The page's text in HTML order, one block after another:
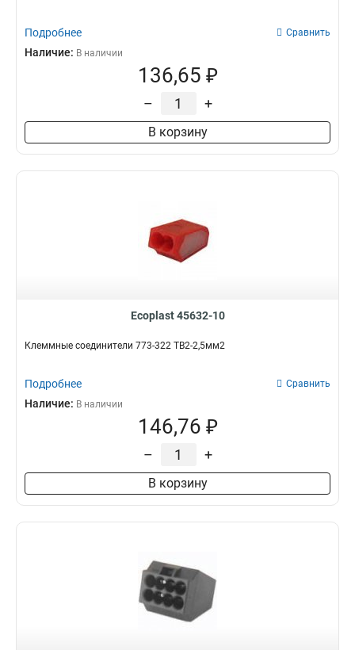
10,0х9,3х17,65мм
Подробнее Сравнить
Наличие: В наличии
136,65 ₽
– +
В корзину
Ecoplast 45632-10
Клеммные соединители 773-322 ТВ2-2,5мм2
Подробнее Сравнить
Наличие: В наличии
146,76 ₽
– +
В корзину